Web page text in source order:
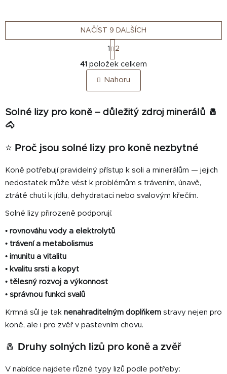
O
v
l
á
d
a
p
v
k
y
p
NAČÍST 9 DALŠÍCH
S
t
r
á
n
k
v
1 2
41 položek celkem
Nahoru
Solné lizy pro koně – důležitý zdroj minerálů 🧂
🐴
⭐ Proč jsou solné lizy pro koně nezbytné
Koně potřebují pravidelný přístup k soli a minerálům — jejich
nedostatek může vést k problémům s trávením, únavě,
ztrátě chuti k jídlu, dehydrataci nebo svalovým křečím.
Solné lizy přirozeně podporují:
• rovnováhu vody a elektrolytů
• trávení a metabolismus
• imunitu a vitalitu
• kvalitu srsti a kopyt
• tělesný rozvoj a výkonnost
• správnou funkci svalů
Krmná sůl je tak nenahraditelným doplňkem stravy nejen pro
koně, ale i pro zvěř v pastevním chovu.
🧂 Druhy solných lizů pro koně a zvěř
V nabídce najdete různé typy lizů podle potřeby: